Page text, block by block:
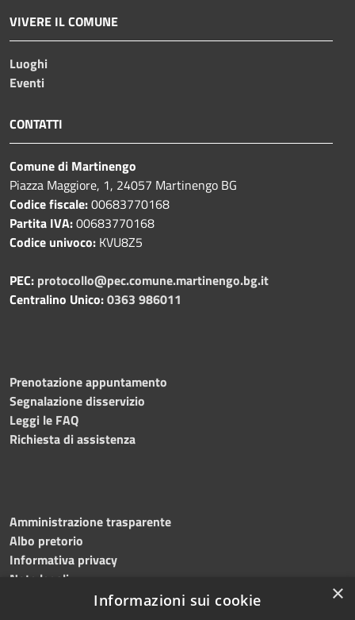
VIVERE IL COMUNE
Luoghi
Eventi
CONTATTI
Comune di Martinengo
Piazza Maggiore, 1, 24057 Martinengo BG
Codice fiscale:00683770168
Partita IVA:00683770168
Codice univoco: KVU8Z5
PEC: protocollo@pec.comune.martinengo.bg.it
Centralino Unico:0363 986011
Prenotazione appuntamento
Segnalazione disservizio
Leggi le FAQ
Richiesta di assistenza
Amministrazione trasparente
Albo pretorio
Informativa privacy
Note legali
Dichiarazione di accessibilità
×
Informazioni sui cookie